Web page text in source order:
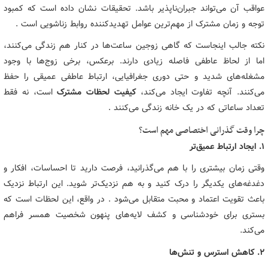
عواقب آن می‌تواند جبران‌ناپذیر باشد. تحقیقات نشان داده است که کمبود
توجه و زمان مشترک از مهم‌ترین عوامل تهدیدکننده روابط زناشویی است .
نکته جالب اینجاست که گاهی زوجین ساعت‌ها در کنار هم زندگی می‌کنند،
اما از لحاظ عاطفی فاصله زیادی دارند. برعکس، برخی زوج‌ها با وجود
مشغله‌های شدید و حتی دوری جغرافیایی، ارتباط عاطفی عمیقی را حفظ
می‌کنند. آنچه تفاوت ایجاد می‌کند،کیفیت لحظات مشترکاست، نه فقط
تعداد ساعاتی که در یک خانه زندگی می‌کنند .
چرا وقت گذرانی اختصاصی مهم است؟
۱. ایجاد ارتباط عمیق‌تر
وقتی زمان بیشتری را با هم می‌گذرانید، فرصت دارید تا احساسات، افکار و
دغدغه‌های یکدیگر را درک کنید و به هم نزدیک‌تر شوید. این ارتباط نزدیک
باعث تقویت اعتماد و محبت متقابل می‌شود . در واقع، این لحظات است که
بستری برای خودشناسی و کشف لایه‌های پنهون شخصیت همسر فراهم
می‌کند.
۲. کاهش استرس و تنش‌ها